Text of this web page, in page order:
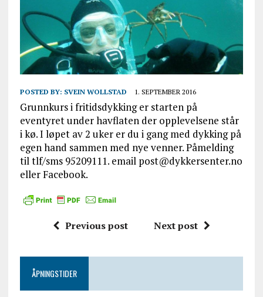
POSTED BY: SVEIN WOLLSTAD 1. SEPTEMBER 2016
Grunnkurs i fritidsdykking er starten på
eventyret under havflaten der opplevelsene står
i kø. I løpet av 2 uker er du i gang med dykking på
egen hand sammen med nye venner. Påmelding
til tlf/sms 95209111. email post@dykkersenter.no
eller Facebook.
Previous post Next post
ÅPNINGSTIDER